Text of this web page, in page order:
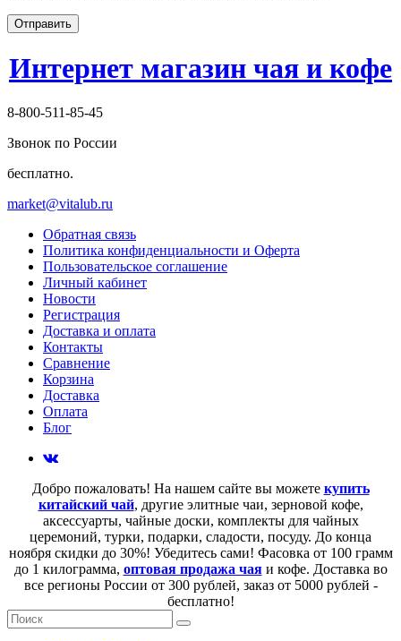
Отправить
Интернет магазин чая и кофе
8-800-511-85-45
Звонок по России
бесплатно.
market@vitalub.ru
Обратная связь
Политика конфиденциальности и Оферта
Пользовательское соглашение
Личный кабинет
Новости
Регистрация
Доставка и оплата
Контакты
Сравнение
Корзина
Доставка
Оплата
Блог
Добро пожаловать! На нашем сайте вы можете купить
китайский чай, другие элитные чаи, зерновой кофе,
аксессуарты, чайные доски, комплекты для чайных
церемоний, турки, подарки, сладости, посуду. До конца
ноября скидки до 30%! Убедитесь сами! Фасовка от 100 грамм
до 1 килограмма, оптовая продажа чаяи кофе. Доставка во
все регионы России от 300 рублей, заказ от 5000 рублей -
бесплатно!